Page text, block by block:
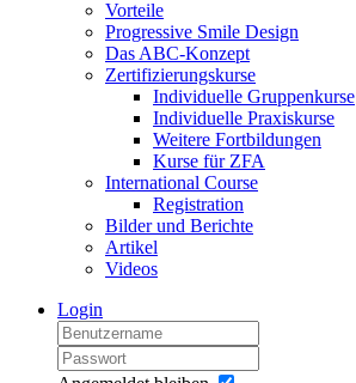
Vorteile
Progressive Smile Design
Das ABC-Konzept
Zertifizierungskurse
Individuelle Gruppenkurse
Individuelle Praxiskurse
Weitere Fortbildungen
Kurse für ZFA
International Course
Registration
Bilder und Berichte
Artikel
Videos
Login